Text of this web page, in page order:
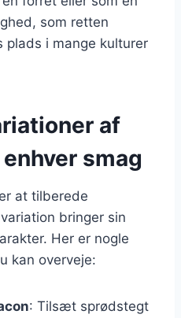
som retten
plads i mange kulturer
af
smag
at tilberede
bringer sin
Her er nogle
kan overveje:
: Tilsæt sprødstegt